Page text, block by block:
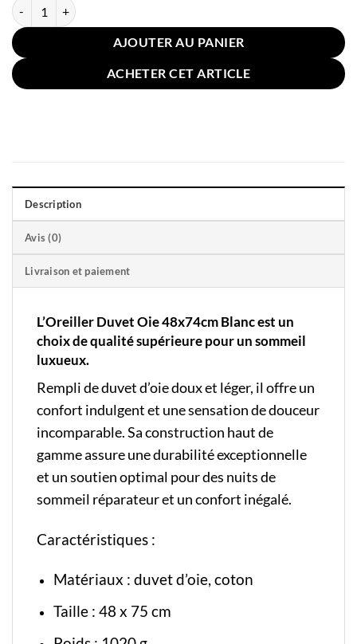
quantité de Oreiller Duvet Oie 48x74cm Blanc
AJOUTER AU PANIER
ACHETER CET ARTICLE
Description
Avis (0)
Livraison et paiement
L’Oreiller Duvet Oie 48x74cm Blanc est un
choix de qualité supérieure pour un sommeil
luxueux.
Rempli de duvet d’oie doux et léger, il offre un
confort indulgent et une sensation de douceur
incomparable. Sa construction haut de
gamme assure une durabilité exceptionnelle
et un soutien optimal pour des nuits de
sommeil réparateur et un confort inégalé.
Caractéristiques :
Matériaux : duvet d’oie, coton
Taille : 48 x 75 cm